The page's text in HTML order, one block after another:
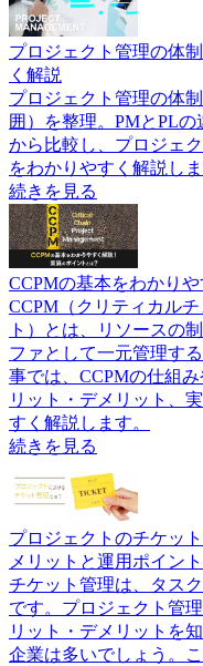
プロジェクト管理の体
く解説
プロジェクト管理の体
囲）を整理。PMとPL
から比較し、プロジェ
をわかりやすく解説しま
続きを見る
CCPMの基本をわかり
CCPM（クリティカル
ト）とは、リソースの
ファとして一元管理す
事では、CCPMの仕組
リット・デメリット、
すく解説します。
続きを見る
プロジェクトのチケッ
メリットと運用ポイント
チケット管理は、タス
です。プロジェクト管
リット・デメリットを
企業は多いでしょう。